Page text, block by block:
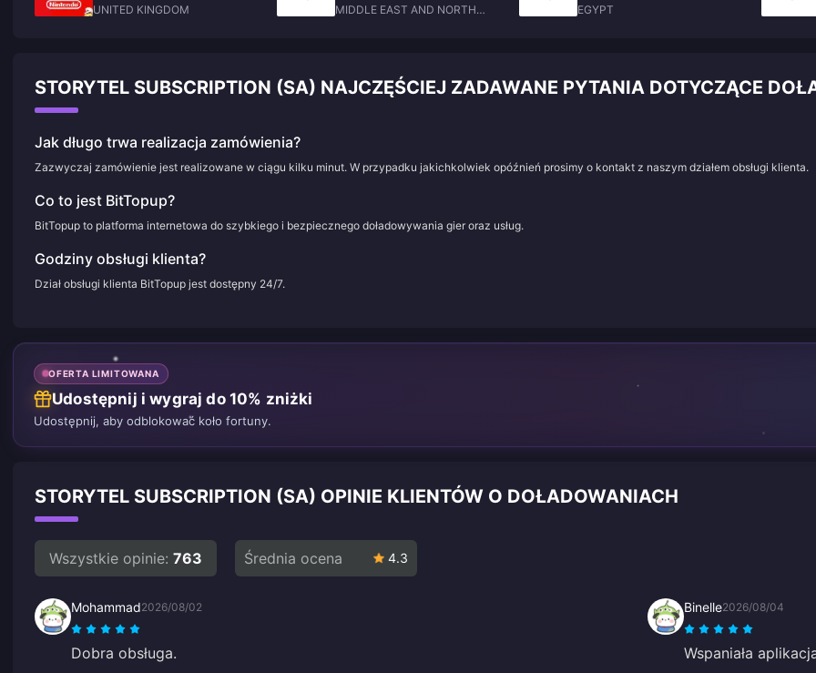
UNITED KINGDOM
MIDDLE EAST AND NORTH
EGYPT
STORYTEL SUBSCRIPTION (SA) NAJCZĘŚCIEJ ZADAWANE PYTANIA DOTYCZĄCE
Jak długo trwa realizacja zamówienia?
Zazwyczaj zamówienie jest realizowane w ciągu kilku minut. W przypadku jakichkolwiek opóźnień prosimy o kontakt z naszym działem obsługi klienta.
Co to jest BitTopup?
BitTopup to platforma internetowa do szybkiego i bezpiecznego doładowywania gier oraz usług.
Godziny obsługi klienta?
Dział obsługi klienta BitTopup jest dostępny 24/7.
OFERTA LIMITOWANA
Udostępnij i wygraj do 10% zniżki
Udostępnij, aby odblokować koło fortuny.
STORYTEL SUBSCRIPTION (SA) OPINIE KLIENTÓW O DOŁADOWANIACH
Wszystkie opinie: 763 Średnia ocena 4.3
Mohammad2026/08/02
Dobra obsługa.
Binelle2026/08/04
Wspaniała